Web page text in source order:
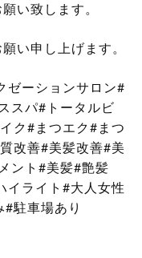
い致します。
い申し上げます。
ゼーションサロン#
スパ# トータルビ
ク# まつエク# まつ
改善#美髪改善#美
ント #美髪#艶髪
イライト #大人女性
#駐車場あり